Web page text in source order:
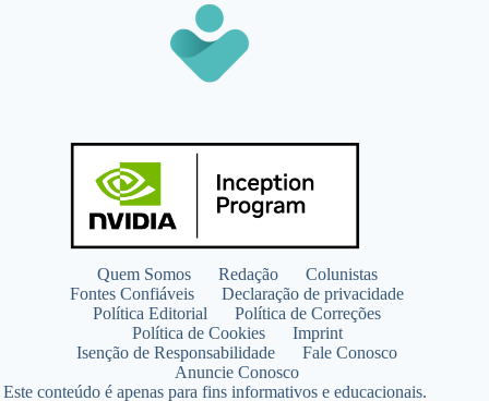
Quem Somos Redação
Colunistas
Fontes Confiáveis
Declaração de privacidade
Política Editorial
Política de Correções
Política de Cookies
Imprint
Isenção de Responsabilidade
Fale Conosco
Anuncie Conosco
Este conteúdo é apenas para fins informativos e educacionais.